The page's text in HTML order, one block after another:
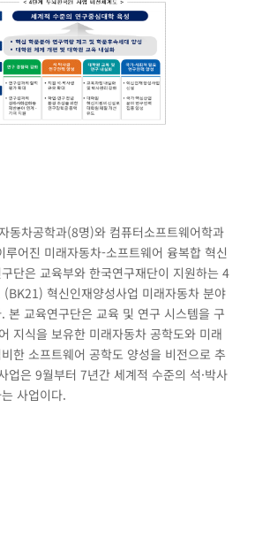
동차공학과(8명)와 컴퓨터소프트웨어학과
루어진 미래자동차-소프트웨어 융복합 혁신
단은 교육부와 한국연구재단이 지원하는 4
혁신인재양성사업 미래자동차 분야
본 교육연구단은 교육 및 연구 시스템을 구
지식을 보유한 미래자동차 공학도와 미래
한 소프트웨어 공학도 양성을 비전으로 추
업은 9월부터 7년간 세계적 수준의 석·박사
사업이다.